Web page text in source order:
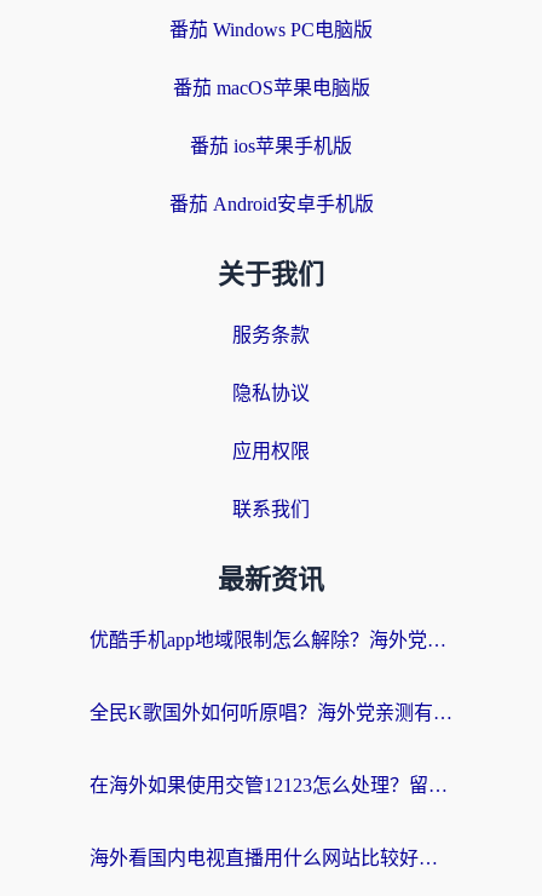
番茄 Windows PC电脑版
番茄 macOS苹果电脑版
番茄 ios苹果手机版
番茄 Android安卓手机版
关于我们
服务条款
隐私协议
应用权限
联系我们
最新资讯
优酷手机app地域限制怎么解除？海外党亲测有效的追剧方案
全民K歌国外如何听原唱？海外党亲测有效的回国加速器选择指南
在海外如果使用交管12123怎么处理？留学生亲测有效的回国加速方案
海外看国内电视直播用什么网站比较好？一篇解决你所有追剧难题的实用指南